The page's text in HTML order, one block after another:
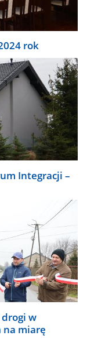
rok
Integracji –
w
na miarę